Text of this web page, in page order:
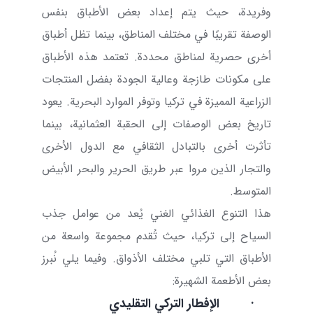
وفريدة، حيث يتم إعداد بعض الأطباق بنفس
الوصفة تقريبًا في مختلف المناطق، بينما تظل أطباق
أخرى حصرية لمناطق محددة. تعتمد هذه الأطباق
على مكونات طازجة وعالية الجودة بفضل المنتجات
الزراعية المميزة في تركيا وتوفر الموارد البحرية. يعود
تاريخ بعض الوصفات إلى الحقبة العثمانية، بينما
تأثرت أخرى بالتبادل الثقافي مع الدول الأخرى
والتجار الذين مروا عبر طريق الحرير والبحر الأبيض
المتوسط.
هذا التنوع الغذائي الغني يُعد من عوامل جذب
السياح إلى تركيا، حيث تُقدم مجموعة واسعة من
الأطباق التي تلبي مختلف الأذواق. وفيما يلي نُبرز
بعض الأطعمة الشهيرة:
· الإفطار التركي التقليدي